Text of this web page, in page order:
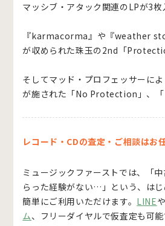
マッシブ・アタック関連のLPが3枚
『karmacorma』や『weather
が収められた珠玉の2nd「
そしてマッド・プロフェッサーに
が施された「No Protection」、「
レコード・CDの査定・ご相談はお
ミュージックファーストでは、「
らった経験がない…」という、はじ
簡単にご利用いただけます。 LINEや
ム、フリーダイヤルで仮査定も可